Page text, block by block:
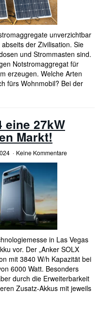
unverzichtbar
der Zivilisation. Sie
und Strommasten sind.
Notstromaggregat für
erzeugen. Welche Arten
fürs Wohnmobil? Bei der
eine 27kW
Markt!
Keine Kommentare
in Las Vegas
vor. Der „Anker SOLX
mit 3840 W/h Kapazität bei
6000 Watt. Besonders
durch die Erweiterbarkeit
Zusatz-Akkus mit jeweils